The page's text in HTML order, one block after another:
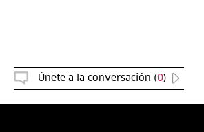
Únete a la conversación (0)